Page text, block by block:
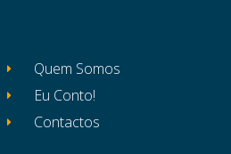
Quem Somos
Eu Conto!
Contactos